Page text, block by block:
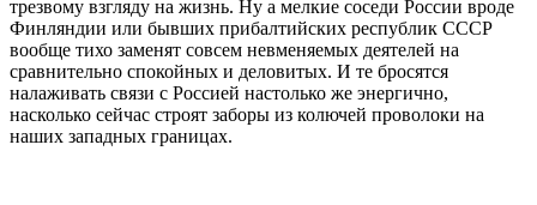
трезвому взгляду на жизнь. Ну а мелкие соседи России вроде
Финляндии или бывших прибалтийских республик СССР
вообще тихо заменят совсем невменяемых деятелей на
сравнительно спокойных и деловитых. И те бросятся
налаживать связи с Россией настолько же энергично,
насколько сейчас строят заборы из колючей проволоки на
наших западных границах.